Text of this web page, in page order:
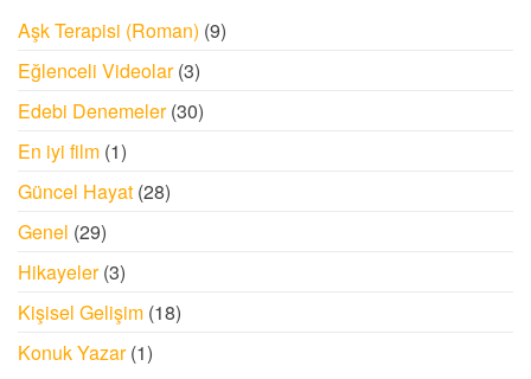
Aşk Terapisi (Roman) (9)
Eğlenceli Videolar(3)
Edebi Denemeler(30)
En iyi film (1)
Güncel Hayat (28)
Genel (29)
Hikayeler(3)
Kişisel Gelişim (18)
Konuk Yazar(1)